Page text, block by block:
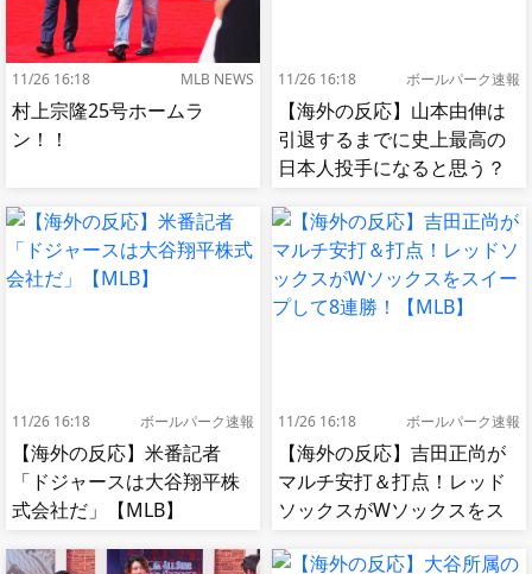
11/26 16:18 MLB NEWS
村上宗隆25号ホームラ
ン！！
11/26 16:18 ボールパーク速報
【海外の反応】山本由伸は
引退するまでに史上最高の
日本人投手になると思う？
11/26 16:18 ボールパーク速報
【海外の反応】米番記者
「ドジャースは大谷翔平株
式会社だ」【MLB】
11/26 16:18 ボールパーク速報
【海外の反応】吉田正尚が
マルチ安打＆打点！レッド
ソックスがWソックスをス